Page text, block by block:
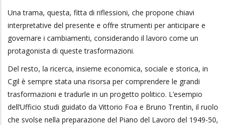
Una trama, questa, fitta di riflessioni, che propone chiavi
interpretative del presente e offre strumenti per anticipare e
governare i cambiamenti, considerando il lavoro come un
protagonista di queste trasformazioni.
Del resto, la ricerca, insieme economica, sociale e storica, in
Cgil è sempre stata una risorsa per comprendere le grandi
trasformazioni e tradurle in un progetto politico. L’esempio
dell’Ufficio studi guidato da Vittorio Foa e Bruno Trentin, il ruolo
che svolse nella preparazione del Piano del Lavoro del 1949-50,